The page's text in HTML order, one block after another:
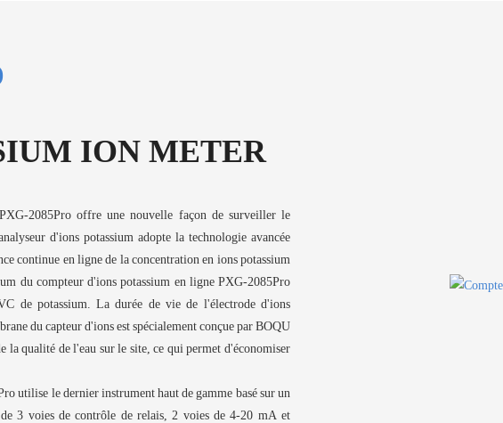
ION METER
2085Pro offre une nouvelle façon de surveiller le
d'ions potassium adopte la technologie avancée
continue en ligne de la concentration en ions potassium
du compteur d'ions potassium en ligne PXG-2085Pro
de potassium. La durée de vie de l'électrode d'ions
du capteur d'ions est spécialement conçue par BOQU
la qualité de l'eau sur le site, ce qui permet d'économiser
utilise le dernier instrument haut de gamme basé sur un
3 voies de contrôle de relais, 2 voies de 4-20 mA et